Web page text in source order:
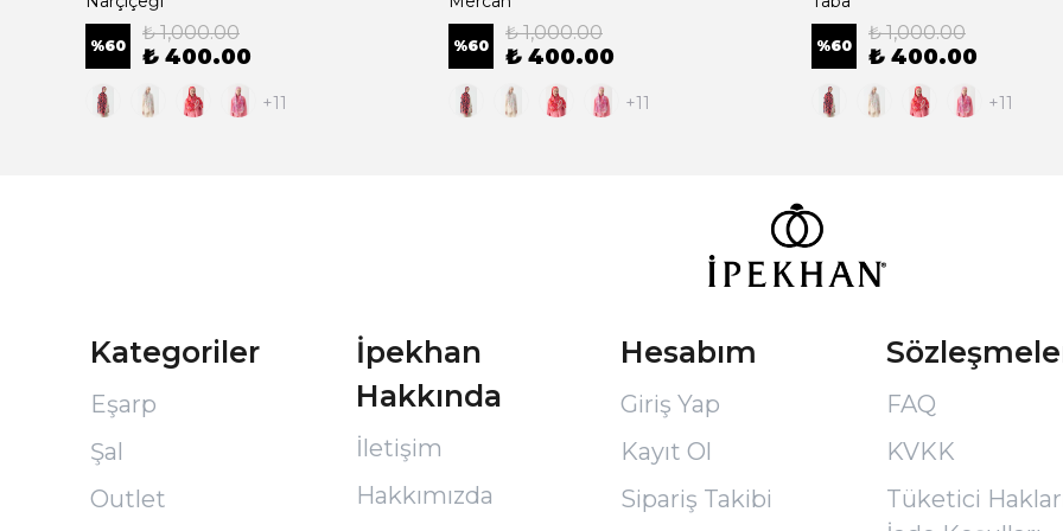
%60
₺ 1,000.00
₺ 400.00
+11
%60
₺ 1,000.00
₺ 400.00
+11
%60
₺ 1,000.00
₺ 400.00
+11
Kategoriler
Eşarp
Şal
Outlet
İpekhan
Hakkında
İletişim
Hakkımızda
Hesabım
Giriş Yap
Kayıt Ol
Sipariş Takibi
FAQ
KVKK
Tüketici